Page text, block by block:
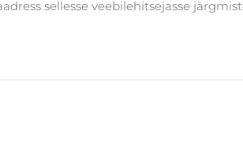
sellesse veebilehitsejasse